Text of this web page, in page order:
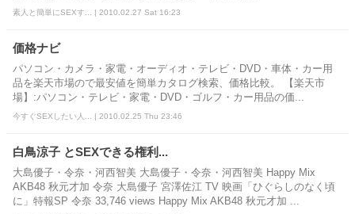
素人と簡単にSEXす... | 2010.02.27 Sat 16:23
価格ナビ
パソコン・カメラ・家電・オーディオ・テレビ・DVD・車体・カー用
品を楽天市場ので最安値を簡単カタログ検索、価格比較。 【楽天市
場】:パソコン・テレビ・家電・DVD・ゴルフ・カー用品の価...
今すぐSEXしたい人... | 2010.02.25 Thu 23:46
白鳥涼子 とSEXできる権利...
大島優子・令奈・河西智美 大島優子・令奈・河西智美 Happy Mix
AKB48 秋元才加 令奈 大島優子 宮澤佐江 TV 映画「ひぐらしのなく頃
に」特報SP 令奈 33,746 views Happy Mix AKB48 秋元才加 ...